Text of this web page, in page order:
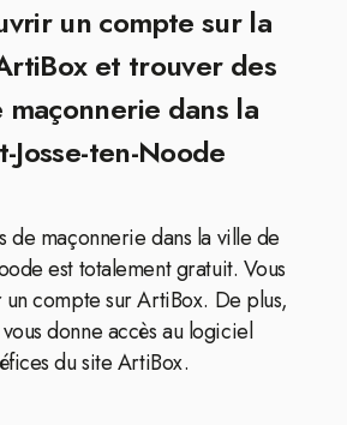
un compte sur la
et trouver des
dans la
Josse-ten-Noode
de maçonnerie dans la ville de
est totalement gratuit. Vous
compte sur ArtiBox. De plus,
donne accès au logiciel
du site ArtiBox.